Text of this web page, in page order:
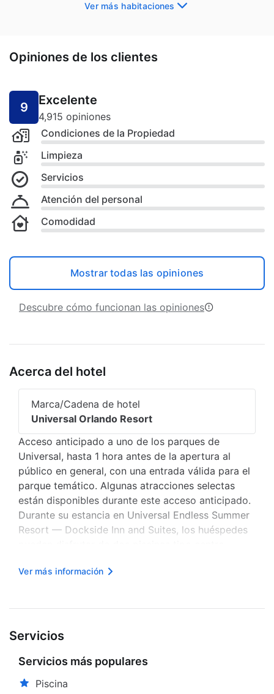
Ver más habitaciones
Opiniones de los clientes
9 Excelente
4,915 opiniones
Condiciones de la Propiedad
Limpieza
Servicios
Atención del personal
Comodidad
Mostrar todas las opiniones
Descubre cómo funcionan las opiniones
Acerca del hotel
Marca/Cadena de hotel
Universal Orlando Resort
Acceso anticipado a uno de los parques de
Universal, hasta 1 hora antes de la apertura al
público en general, con una entrada válida para el
parque temático. Algunas atracciones selectas
están disponibles durante este acceso anticipado.
Durante su estancia en Universal Endless Summer
Resort — Dockside Inn and Suites, los huéspedes
divertirse en las áreas de juegos acuáticos para
Ver más información
Servicios
Servicios más populares
Piscina